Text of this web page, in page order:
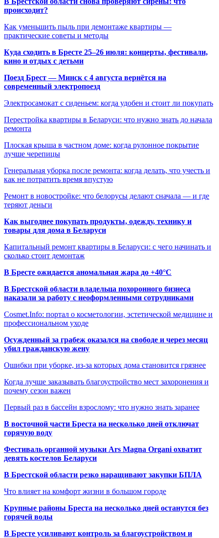
происходит?
Как уменьшить пыль при демонтаже квартиры —
практические советы и методы
Куда сходить в Бресте 25–26 июля: концерты, фестивали,
кино и отдых с детьми
Поезд Брест — Минск с 4 августа вернётся на
современный электропоезд
Электросамокат с сиденьем: когда удобен и стоит ли покупать
Перестройка квартиры в Беларуси: что нужно знать до начала
ремонта
Плоская крыша в частном доме: когда рулонное покрытие
лучше черепицы
Генеральная уборка после ремонта: когда делать, что учесть и
как не потратить время впустую
Ремонт в новостройке: что белорусы делают сначала — и где
теряют деньги
Как выгоднее покупать продукты, одежду, технику и
товары для дома в Беларуси
Капитальный ремонт квартиры в Беларуси: с чего начинать и
сколько стоит демонтаж
В Бресте ожидается аномальная жара до +40°C
В Брестской области владельца похоронного бизнеса
наказали за работу с неоформленными сотрудниками
Cosmet.Info: портал о косметологии, эстетической медицине и
профессиональном уходе
Осужденный за грабеж оказался на свободе и через месяц
убил гражданскую жену
Ошибки при уборке, из-за которых дома становится грязнее
Когда лучше заказывать благоустройство мест захоронения и
почему сезон важен
Первый раз в бассейн взрослому: что нужно знать заранее
В восточной части Бреста на несколько дней отключат
горячую воду
Фестиваль органной музыки Ars Magna Organi охватит
девять костелов Беларуси
В Брестской области резко наращивают закупки БПЛА
Что влияет на комфорт жизни в большом городе
Крупные районы Бреста на несколько дней останутся без
горячей воды
В Бресте усиливают контроль за благоустройством и